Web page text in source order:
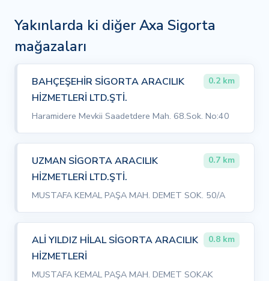
Yakınlarda ki diğer Axa Sigorta
mağazaları
BAHÇEŞEHİR SİGORTA ARACILIK
HİZMETLERİ LTD.ŞTİ.
0.2 km
Haramidere Mevkii Saadetdere Mah. 68.Sok. No:40
UZMAN SİGORTA ARACILIK
HİZMETLERİ LTD.ŞTİ.
0.7 km
MUSTAFA KEMAL PAŞA MAH. DEMET SOK. 50/A
ALİ YILDIZ HİLAL SİGORTA ARACILIK
HİZMETLERİ
0.8 km
MUSTAFA KEMAL PAŞA MAH. DEMET SOKAK